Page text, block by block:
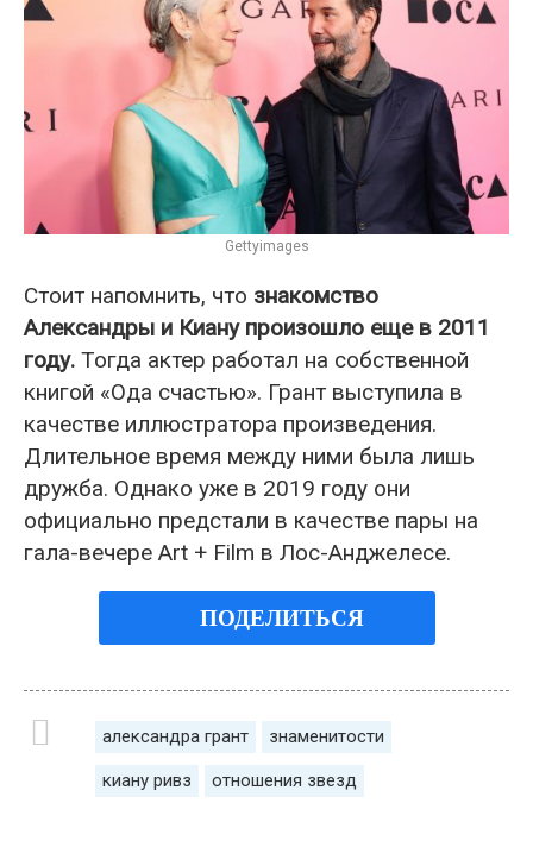
Gettyimages
Стоит напомнить, что знакомство
Александры и Киану произошло еще в 2011
году. Тогда актер работал на собственной
книгой «Ода счастью». Грант выступила в
качестве иллюстратора произведения.
Длительное время между ними была лишь
дружба. Однако уже в 2019 году они
официально предстали в качестве пары на
гала-вечере Art + Film в Лос-Анджелесе.
ПОДЕЛИТЬСЯ
александра грант знаменитости
киану ривз отношения звезд